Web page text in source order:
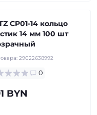
CP01-14 кольцо
14 мм 100 шт
29022638992
0
BYN